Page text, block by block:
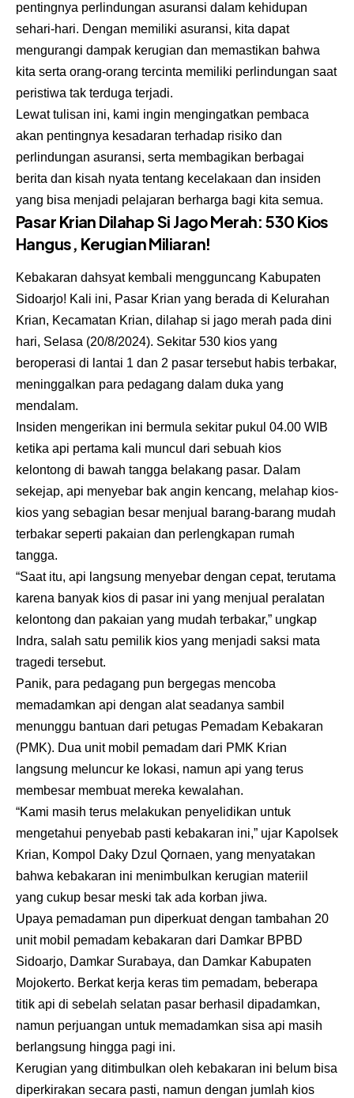
pentingnya perlindungan asuransi dalam kehidupan
sehari-hari. Dengan memiliki asuransi, kita dapat
mengurangi dampak kerugian dan memastikan bahwa
kita serta orang-orang tercinta memiliki perlindungan saat
peristiwa tak terduga terjadi.
Lewat tulisan ini, kami ingin mengingatkan pembaca
akan pentingnya kesadaran terhadap risiko dan
perlindungan asuransi, serta membagikan berbagai
berita dan kisah nyata tentang kecelakaan dan insiden
yang bisa menjadi pelajaran berharga bagi kita semua.
Pasar Krian Dilahap Si Jago Merah: 530 Kios
Hangus, Kerugian Miliaran!
Kebakaran dahsyat kembali mengguncang Kabupaten
Sidoarjo! Kali ini, Pasar Krian yang berada di Kelurahan
Krian, Kecamatan Krian, dilahap si jago merah pada dini
hari, Selasa (20/8/2024). Sekitar 530 kios yang
beroperasi di lantai 1 dan 2 pasar tersebut habis terbakar,
meninggalkan para pedagang dalam duka yang
mendalam.
Insiden mengerikan ini bermula sekitar pukul 04.00 WIB
ketika api pertama kali muncul dari sebuah kios
kelontong di bawah tangga belakang pasar. Dalam
sekejap, api menyebar bak angin kencang, melahap kios-
kios yang sebagian besar menjual barang-barang mudah
terbakar seperti pakaian dan perlengkapan rumah
tangga.
“Saat itu, api langsung menyebar dengan cepat, terutama
karena banyak kios di pasar ini yang menjual peralatan
kelontong dan pakaian yang mudah terbakar,” ungkap
Indra, salah satu pemilik kios yang menjadi saksi mata
tragedi tersebut.
Panik, para pedagang pun bergegas mencoba
memadamkan api dengan alat seadanya sambil
menunggu bantuan dari petugas Pemadam Kebakaran
(PMK). Dua unit mobil pemadam dari PMK Krian
langsung meluncur ke lokasi, namun api yang terus
membesar membuat mereka kewalahan.
“Kami masih terus melakukan penyelidikan untuk
mengetahui penyebab pasti kebakaran ini,” ujar Kapolsek
Krian, Kompol Daky Dzul Qornaen, yang menyatakan
bahwa kebakaran ini menimbulkan kerugian materiil
yang cukup besar meski tak ada korban jiwa.
Upaya pemadaman pun diperkuat dengan tambahan 20
unit mobil pemadam kebakaran dari Damkar BPBD
Sidoarjo, Damkar Surabaya, dan Damkar Kabupaten
Mojokerto. Berkat kerja keras tim pemadam, beberapa
titik api di sebelah selatan pasar berhasil dipadamkan,
namun perjuangan untuk memadamkan sisa api masih
berlangsung hingga pagi ini.
Kerugian yang ditimbulkan oleh kebakaran ini belum bisa
diperkirakan secara pasti, namun dengan jumlah kios